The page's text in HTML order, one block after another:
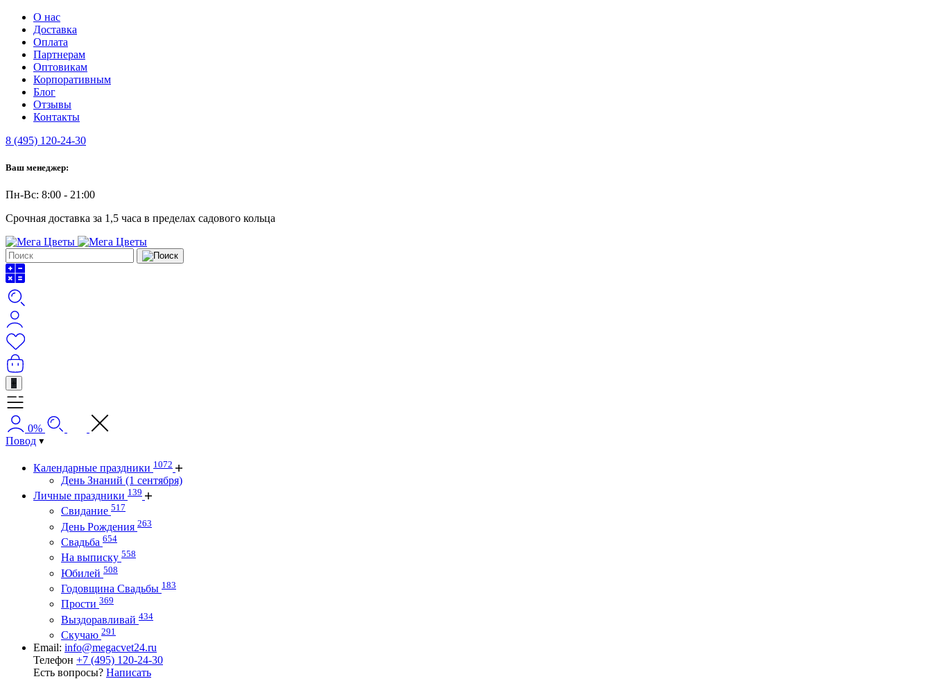
О нас
Доставка
Оплата
Партнерам
Оптовикам
Корпоративным
Блог
Отзывы
Контакты
8 (495) 120-24-30
Ваш менеджер:
Пн-Вс: 8:00 - 21:00
Срочная доставка за 1,5 часа в пределах садового кольца
+
0%
Повод
Календарные праздники 1072
День Знаний (1 сентября)
Личные праздники 139
Свидание 517
День Рождения 263
Свадьба 654
На выписку 558
Юбилей 508
Годовщина Свадьбы 183
Прости 369
Выздоравливай 434
Скучаю 291
Email: info@megacvet24.ru
Телефон +7 (495) 120-24-30
Есть вопросы? Написать